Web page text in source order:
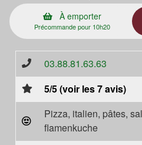
À emporter
Précommande pour 10h20
03.88.81.63.63
5/5 (voir les 7 avis)
Pizza, italien, pâtes,
flamenkuche